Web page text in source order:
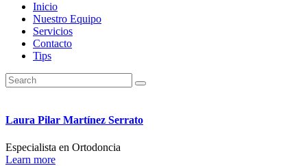
Inicio
Nuestro Equipo
Servicios
Contacto
Tips
Laura Pilar Martínez Serrato
Especialista en Ortodoncia
Learn more